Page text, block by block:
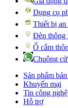
Dụng cụ
Thiết bị an
Đèn thông
Ổ cắm
Chuông
Sản phẩm
Khuyến mại
Tin công nghệ
Hỗ trợ